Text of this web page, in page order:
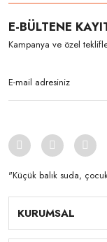
E-BÜLTENE
Kampanya ve özel
"Küçük balık suda,
KURUMSAL